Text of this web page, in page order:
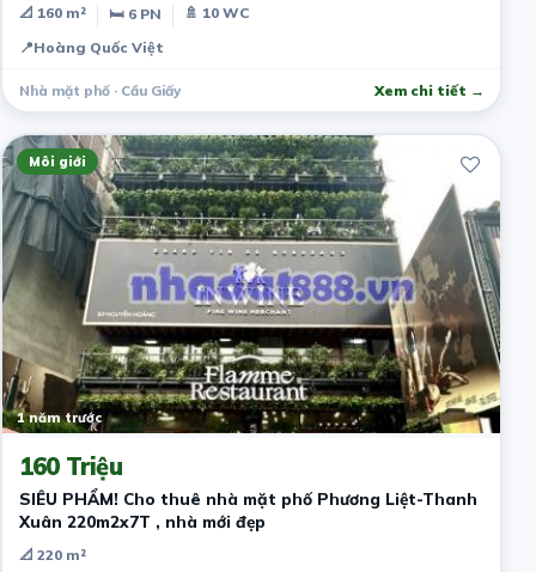
📐 160 m² 🛏 6 PN
🚿 10 WC
📍Hoàng Quốc Việt
Nhà mặt phố · Cầu Giấy Xem chi tiết →
Môi giới
1 năm trước
160 Triệu
SIÊU PHẨM! Cho thuê nhà mặt phố Phương Liệt-Thanh
Xuân 220m2x7T , nhà mới đẹp
📐 220 m²